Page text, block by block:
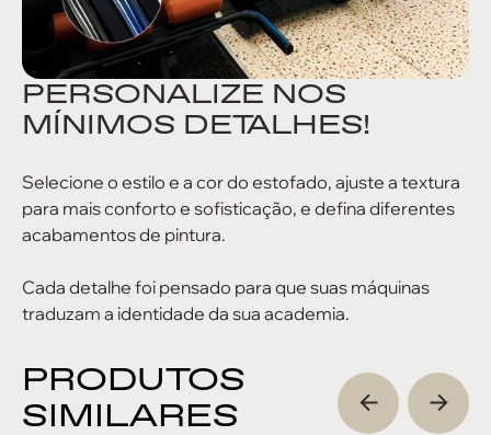
PERSONALIZE NOS
MÍNIMOS DETALHES!
Selecione o estilo e a cor do estofado, ajuste a textura
para mais conforto e sofisticação, e defina diferentes
acabamentos de pintura.
Cada detalhe foi pensado para que suas máquinas
traduzam a identidade da sua academia.
PRODUTOS
SIMILARES